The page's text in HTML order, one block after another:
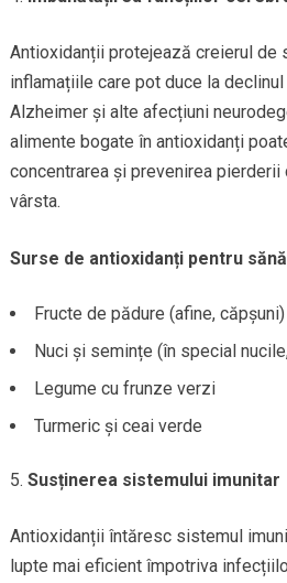
Antioxidanții protejează creierul de
inflamațiile care pot duce la
Alzheimer și alte afecțiuni
alimente bogate în antioxidanți
concentrarea și prevenirea
vârsta.
Surse de antioxidanți pentru
Fructe de pădure (afine, căpșuni)
Nuci și semințe (în special
Legume cu frunze verzi
Turmeric și ceai verde
Susținerea sistemului imunitar
Antioxidanții întăresc sistemul
lupte mai eficient împotriva